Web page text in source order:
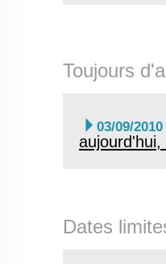
Toujours
 03/09/2010
aujourd'hui,
Dates